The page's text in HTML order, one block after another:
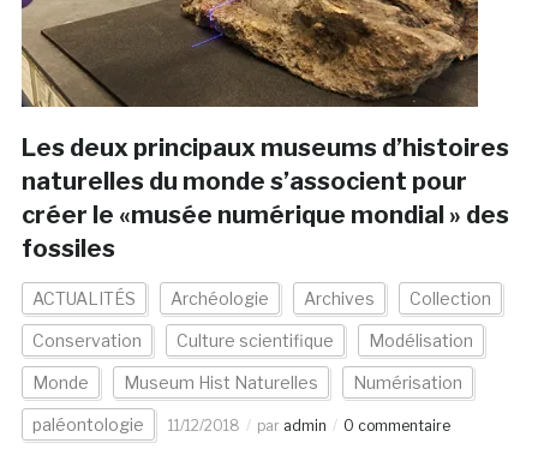
Les deux principaux museums d’histoires
naturelles du monde s’associent pour
créer le «musée numérique mondial » des
fossiles
ACTUALITÉS Archéologie Archives Collection
Conservation Culture scientifique Modélisation
Monde Museum Hist Naturelles Numérisation
paléontologie 11/12/2018 par admin 0 commentaire